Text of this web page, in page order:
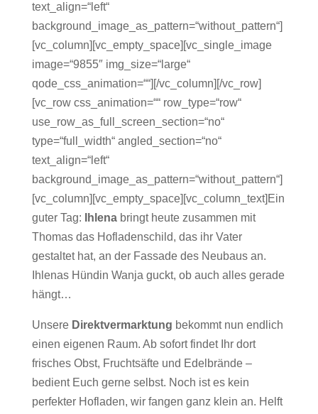
text_align=“left“
background_image_as_pattern=“without_pattern“]
[vc_column][vc_empty_space][vc_single_image
image=“9855″ img_size=“large“
qode_css_animation=““][/vc_column][/vc_row]
[vc_row css_animation=““ row_type=“row“
use_row_as_full_screen_section=“no“
type=“full_width“ angled_section=“no“
text_align=“left“
background_image_as_pattern=“without_pattern“]
[vc_column][vc_empty_space][vc_column_text]Ein
guter Tag:
Ihlenabringt heute zusammen mit
Thomas das Hofladenschild, das ihr Vater
gestaltet hat, an der Fassade des Neubaus an.
Ihlenas Hündin Wanja guckt, ob auch alles gerade
hängt…
Unsere Direktvermarktung bekommt nun endlich
einen eigenen Raum. Ab sofort findet Ihr dort
frisches Obst, Fruchtsäfte und Edelbrände –
bedient Euch gerne selbst. Noch ist es kein
perfekter Hofladen, wir fangen ganz klein an. Helft